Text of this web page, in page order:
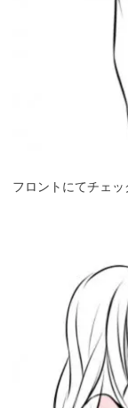
フロントにてチェッ